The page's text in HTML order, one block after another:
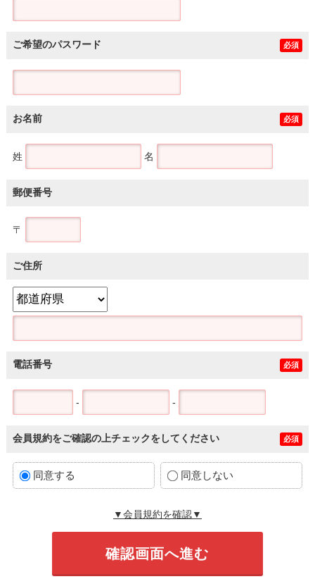
ご希望のパスワード 必須
お名前 必須
姓 名
郵便番号
〒
ご住所
電話番号 必須
- -
会員規約をご確認の上チェックをしてください 必須
同意する 同意しない
▼会員規約を確認▼